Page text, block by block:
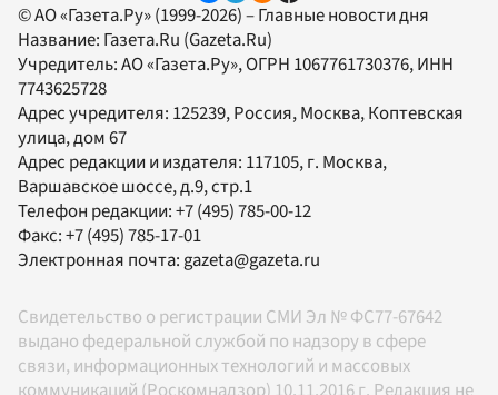
© АО «Газета.Ру» (1999-2026) – Главные новости дня
Название: Газета.Ru (Gazeta.Ru)
Учредитель:АО «Газета.Ру», ОГРН 1067761730376, ИНН
7743625728
Адрес учредителя: 125239, Россия, Москва, Коптевская
улица, дом 67
Адрес редакции и издателя: 117105, г. Москва,
Варшавское шоссе, д.9, стр.1
Телефон редакции:+7 (495) 785-00-12
Факс:+7 (495) 785-17-01
Электронная почта:gazeta@gazeta.ru
Свидетельство о регистрации СМИ Эл № ФС77-67642
выдано федеральной службой по надзору в сфере
связи, информационных технологий и массовых